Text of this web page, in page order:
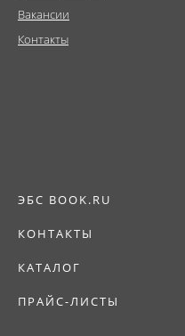
Вакансии
Контакты
ЭБС BOOK.RU
КОНТАКТЫ
КАТАЛОГ
ПРАЙС-ЛИСТЫ